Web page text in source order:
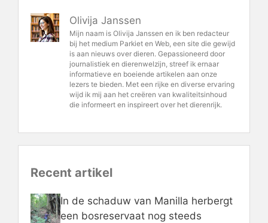
Olivija Janssen
Mijn naam is Olivija Janssen en ik ben redacteur
bij het medium Parkiet en Web, een site die gewijd
is aan nieuws over dieren. Gepassioneerd door
journalistiek en dierenwelzijn, streef ik ernaar
informatieve en boeiende artikelen aan onze
lezers te bieden. Met een rijke en diverse ervaring
wijd ik mij aan het creëren van kwaliteitsinhoud
die informeert en inspireert over het dierenrijk.
Recent artikel
In de schaduw van Manilla herbergt
een bosreservaat nog steeds